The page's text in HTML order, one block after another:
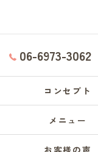
06-6973-3062
コンセプト
メニュー
お客様の声